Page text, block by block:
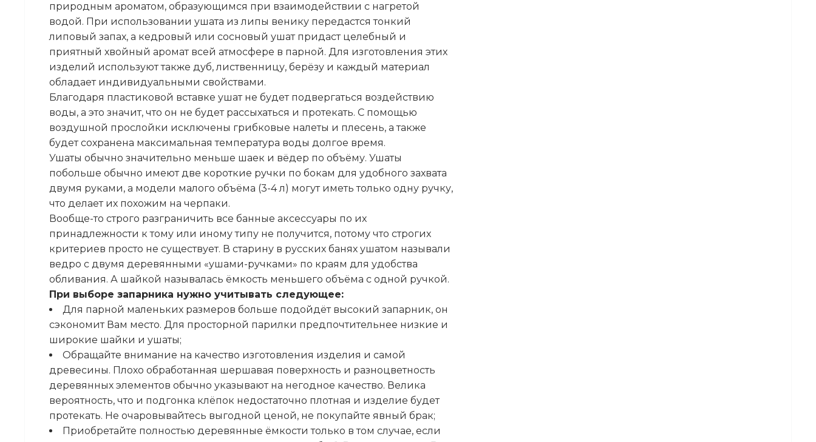
природным ароматом, образующимся при взаимодействии с нагретой
водой. При использовании ушата из липы венику передастся тонкий
липовый запах, а кедровый или сосновый ушат придаст целебный и
приятный хвойный аромат всей атмосфере в парной. Для изготовления этих
изделий используют также дуб, лиственницу, берёзу и каждый материал
обладает индивидуальными свойствами.
Благодаря пластиковой вставке ушат не будет подвергаться воздействию
воды, а это значит, что он не будет рассыхаться и протекать. С помощью
воздушной прослойки исключены грибковые налеты и плесень, а также
будет сохранена максимальная температура воды долгое время.
Ушаты обычно значительно меньше шаек и вёдер по объёму. Ушаты
побольше обычно имеют две короткие ручки по бокам для удобного захвата
двумя руками, а модели малого объёма (3-4 л) могут иметь только одну ручку,
что делает их похожим на черпаки.
Вообще-то строго разграничить все банные аксессуары по их
принадлежности к тому или иному типу не получится, потому что строгих
критериев просто не существует. В старину в русских банях ушатом называли
ведро с двумя деревянными «ушами-ручками» по краям для удобства
обливания. А шайкой называлась ёмкость меньшего объёма с одной ручкой.
При выборе запарника нужно учитывать следующее:
Для парной маленьких размеров больше подойдёт высокий запарник, он
сэкономит Вам место. Для просторной парилки предпочтительнее низкие и
широкие шайки и ушаты;
Обращайте внимание на качество изготовления изделия и самой
древесины. Плохо обработанная шершавая поверхность и разноцветность
деревянных элементов обычно указывают на негодное качество. Велика
вероятность, что и подгонка клёпок недостаточно плотная и изделие будет
протекать. Не очаровывайтесь выгодной ценой, не покупайте явный брак;
Приобретайте полностью деревянные ёмкости только в том случае, если